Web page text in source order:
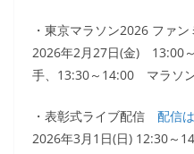
・東京マラソン2026 ファ
2026年2月27日(金) 13:00
手、13:30～14:00 マラソ
・表彰式ライブ配信 配信
2026年3月1日(日) 12:30～